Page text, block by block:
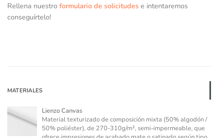
Rellena nuestro formulario de solicitudes e intentaremos
conseguírtelo!
MATERIALES
Lienzo Canvas
Material texturizado de composición mixta (50% algodón /
50% poliéster), de 270-310g/m², semi-impermeable, que